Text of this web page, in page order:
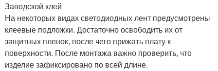
Заводской клей
На некоторых видах светодиодных лент предусмотрены
клеевые подложки. Достаточно освободить их от
защитных пленок, после чего прижать плату к
поверхности. После монтажа важно проверить, что
изделие зафиксировано по всей длине.